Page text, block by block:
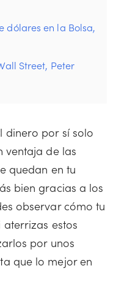
dólares en la Bolsa,
Street, Peter
dinero por sí solo
ventaja de las
quedan en tu
bien gracias a los
observar cómo tu
estos
por unos
que lo mejor en